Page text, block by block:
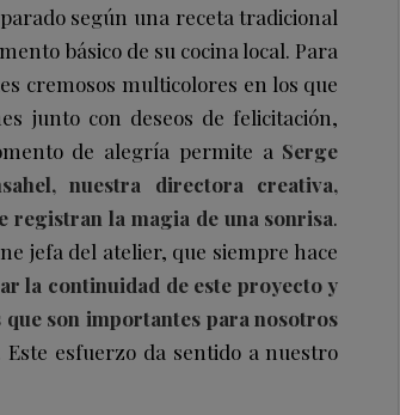
según una receta tradicional
básico de su cocina local. Para
cremosos multicolores en los que
junto con deseos de felicitación,
de alegría permite a Serge
nuestra directora creativa,
registran la magia de una sonrisa.
jefa del atelier, que siempre hace
la continuidad de este proyecto y
son importantes para nosotros
Este esfuerzo da sentido a nuestro